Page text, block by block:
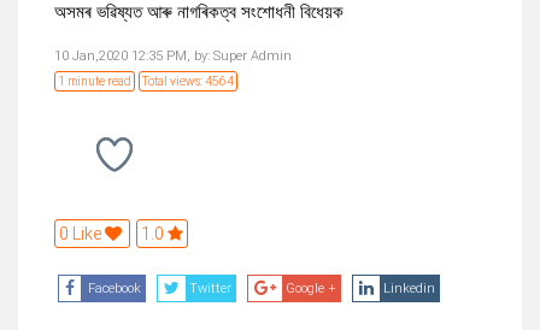
অসমৰ ভৱিষ্যত আৰু নাগৰিকত্ব সংশোধনী বিধেয়ক
10 Jan,2020 12:35 PM, by: Super Admin
1 minute read Total views: 4564
0 Like 1.0
Facebook Twitter Google + Linkedin